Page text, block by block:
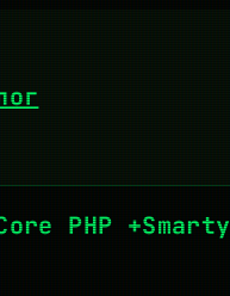
PHP +Smarty